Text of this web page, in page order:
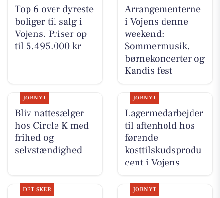
Top 6 over dyreste
boliger til salg i
Vojens. Priser op
til 5.495.000 kr
Arrangementerne
i Vojens denne
weekend:
Sommermusik,
børnekoncerter og
Kandis fest
JOBNYT
Bliv nattesælger
hos Circle K med
frihed og
selvstændighed
JOBNYT
Lagermedarbejder
til aftenhold hos
førende
kosttilskudsprodu
cent i Vojens
DET SKER JOBNYT